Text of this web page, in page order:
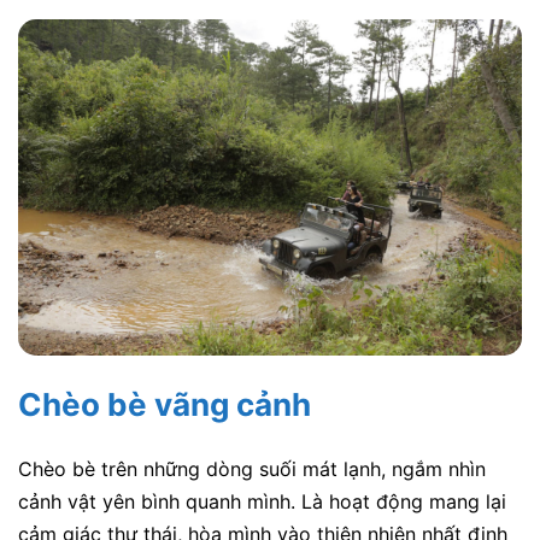
Chèo bè vãng cảnh
Chèo bè trên những dòng suối mát lạnh, ngắm nhìn
cảnh vật yên bình quanh mình. Là hoạt động mang lại
cảm giác thư thái, hòa mình vào thiên nhiên nhất định